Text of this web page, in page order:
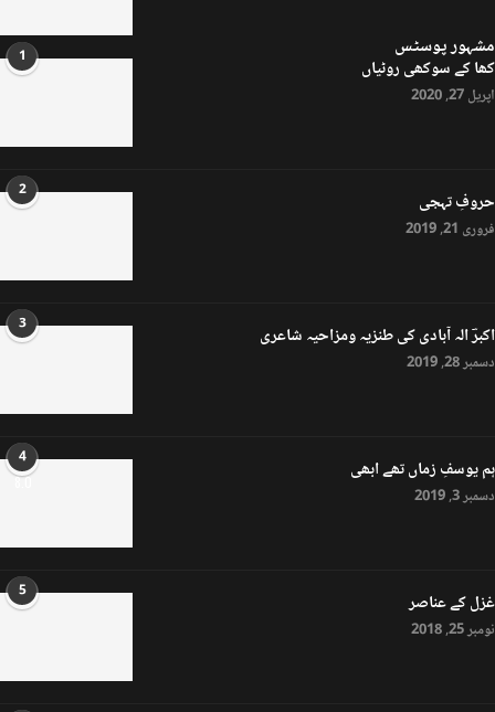
مشہور پوسٹس 1 کھا کے سوکھی روٹیاں
اپریل 27, 2020
2 حروفِ تہجی
فروری 21, 2019
3 اکبرؔ الہ آبادی کی طنزیہ ومزاحیہ شاعری
دسمبر 28, 2019
4
8.0 ہم یوسفِ زماں تھے ابھی
دسمبر 3, 2019
5 غزل کے عناصر
نومبر 25, 2018